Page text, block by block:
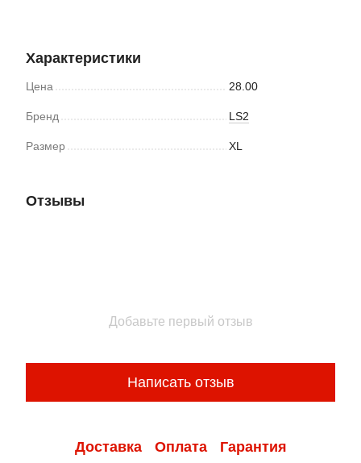
Характеристики
Цена 28.00
Бренд LS2
Размер XL
Отзывы
Добавьте первый отзыв
Написать отзыв
Доставка Оплата Гарантия